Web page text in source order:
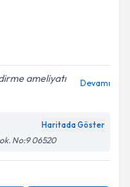
ameliyatı
Devamı
Haritada Göster
No:9 06520